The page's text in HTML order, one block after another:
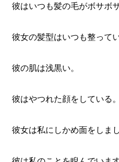
彼はいつも髪の毛がボサボサ
彼女の髪型はいつも整ってい
彼の肌は浅黒い。
彼はやつれた顔をしている。
彼女は私にしかめ面をしまし